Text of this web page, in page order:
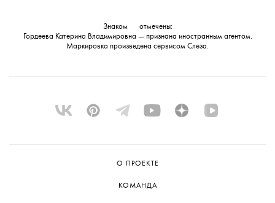
Знаком
отмечены:
Гордеева Катерина Владимировна — признана иностранным агентом.
Маркировка произведена сервисом Слеза.
О ПРОЕКТЕ
КОМАНДА